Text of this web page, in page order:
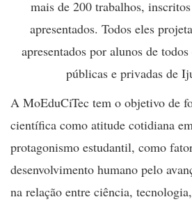
mais de 200 trabalhos,
apresentados. Todos eles
apresentados por alunos de
públicas e privadas de
A MoEduCiTec tem o objetivo de
científica como atitude cotidiana
protagonismo estudantil, como
desenvolvimento humano pelo
na relação entre ciência,